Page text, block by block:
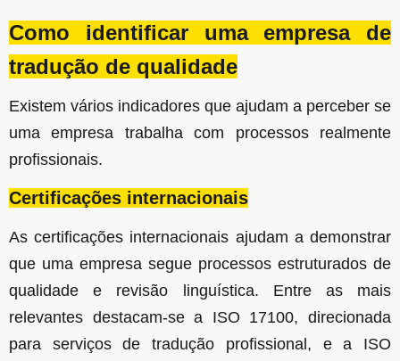
Como identificar uma empresa de
tradução de qualidade
Existem vários indicadores que ajudam a perceber se
uma empresa trabalha com processos realmente
profissionais.
Certificações internacionais
As certificações internacionais ajudam a demonstrar
que uma empresa segue processos estruturados de
qualidade e revisão linguística. Entre as mais
relevantes destacam-se a ISO 17100, direcionada
para serviços de tradução profissional, e a ISO